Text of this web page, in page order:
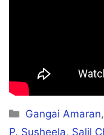
Engengum inba
En ullam podum
Categories
Gangai Amaran,
P. Susheela, Salil